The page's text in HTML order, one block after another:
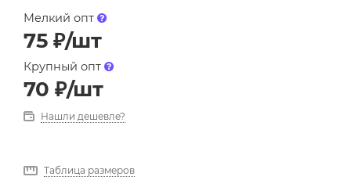
Мелкий опт
75 ₽/шт
Крупный опт
70 ₽/шт
Нашли дешевле?
Таблица размеров